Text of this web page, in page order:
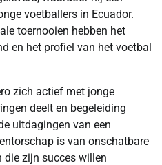
voetballers in Ecuador.
toernooien hebben het
en het profiel van het voetbal
zich actief met jonge
deelt en begeleiding
uitdagingen van een
is van onschatbare
die zijn succes willen